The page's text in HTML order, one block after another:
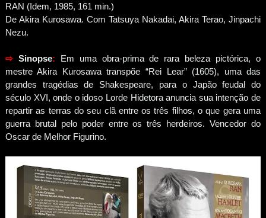
RAN (Idem, 1985, 161 min.)
De Akira Kurosawa. Com Tatsuya Nakadai, Akira Terao, Jinpachi
Nezu.
⇨ Sinopse: Em uma obra-prima de rara beleza pictórica, o
mestre Akira Kurosawa transpõe “Rei Lear” (1605), uma das
grandes tragédias de Shakespeare, para o Japão feudal do
século XVI, onde o idoso Lorde Hidetora anuncia sua intenção de
repartir as terras do seu clã entre os três filhos, o que gera uma
guerra brutal pelo poder entre os três herdeiros. Vencedor do
Oscar de Melhor Figurino.